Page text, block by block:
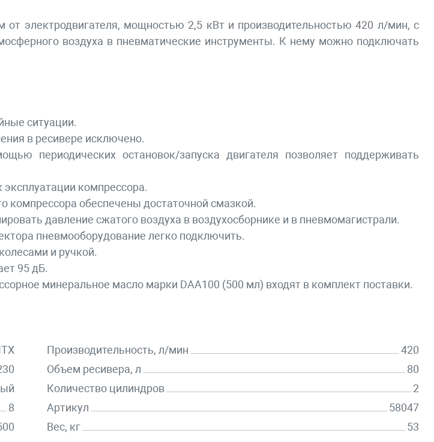
электродвигателя, мощностью 2,5 кВт и производительностью 420 л/мин, с
воздуха в пневматические инструменты. К нему можно подключать
ситуации.
в ресивере исключено.
периодических остановок/запуска двигателя позволяет поддерживать
компрессора.
компрессора обеспечены достаточной смазкой.
давление сжатого воздуха в воздухосборнике и в пневмомагистрали.
пневмооборудование легко подключить.
и ручкой.
95 дБ.
минеральное масло марки DAA100 (500 мл) входят в комплект поставки.
8
Производительность, л/мин
420
Объем ресивера, л
80
Количество цилиндров
2
Артикул
58047
Вес, кг
53